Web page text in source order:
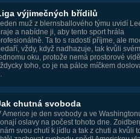
výjimečných břídilů
muž z blernsballového týmu uvidí
a nabídne ji, aby tento sport hrála
Ta to s radostí příjme, ale
vždy, když nadhazuje, tak kvůli
oku, protože nemá prostorové
toho, co je na pálce míčkem
chutná svoboda
Americe je den svobody a ve
oslavy na počest tohoto dne.
svou chutí k jídlu a tak z chuti a kvůli